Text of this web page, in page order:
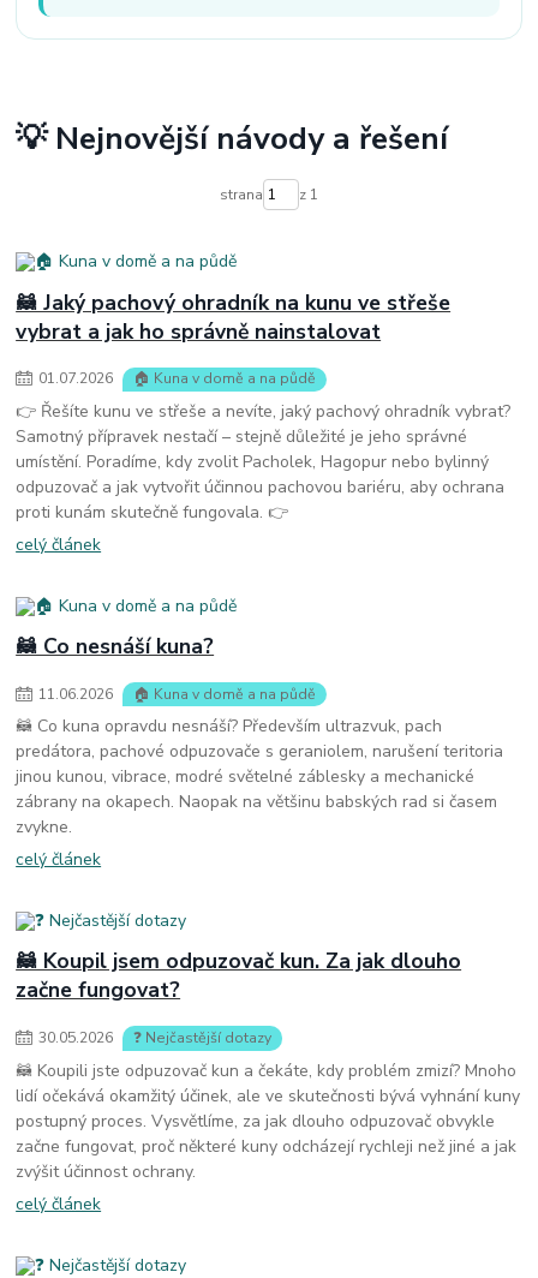
💡 Nejnovější návody a řešení
strana z 1
🦝 Jaký pachový ohradník na kunu ve střeše
vybrat a jak ho správně nainstalovat
01.07.2026 🏠 Kuna v domě a na půdě
👉 Řešíte kunu ve střeše a nevíte, jaký pachový ohradník vybrat?
Samotný přípravek nestačí – stejně důležité je jeho správné
umístění. Poradíme, kdy zvolit Pacholek, Hagopur nebo bylinný
odpuzovač a jak vytvořit účinnou pachovou bariéru, aby ochrana
proti kunám skutečně fungovala. 👉
celý článek
🦝 Co nesnáší kuna?
11.06.2026 🏠 Kuna v domě a na půdě
🦝 Co kuna opravdu nesnáší? Především ultrazvuk, pach
predátora, pachové odpuzovače s geraniolem, narušení teritoria
jinou kunou, vibrace, modré světelné záblesky a mechanické
zábrany na okapech. Naopak na většinu babských rad si časem
zvykne.
celý článek
🦝 Koupil jsem odpuzovač kun. Za jak dlouho
začne fungovat?
30.05.2026 ❓ Nejčastější dotazy
🦝 Koupili jste odpuzovač kun a čekáte, kdy problém zmizí? Mnoho
lidí očekává okamžitý účinek, ale ve skutečnosti bývá vyhnání kuny
postupný proces. Vysvětlíme, za jak dlouho odpuzovač obvykle
začne fungovat, proč některé kuny odcházejí rychleji než jiné a jak
zvýšit účinnost ochrany.
celý článek